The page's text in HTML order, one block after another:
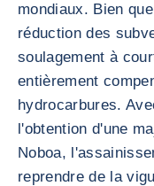
mondiaux. Bien
réduction des
soulagement à
entièrement
hydrocarbures.
l'obtention d'une
Noboa,
reprendre de la